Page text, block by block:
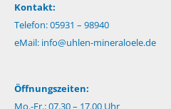
Kontakt:
Telefon: 05931 – 98940
eMail: info@uhlen-mineraloele.de
Öffnungszeiten:
Mo.-Fr.: 07.30 – 17.00 Uhr